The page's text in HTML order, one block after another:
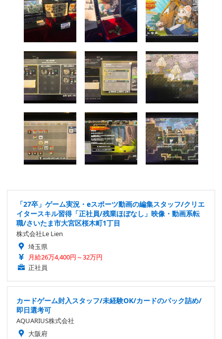
「27卒」ゲーム実況・eスポーツ動画の編集スタッフ/クリエ
イタースキル習得「正社員/残業ほぼなし」映像・動画系転
職/さいたま市大宮区桜木町1丁目
株式会社Le Lien
埼玉県
月給26万4,400円～32万円
正社員
カードゲーム封入スタッフ/未経験OK/カードのパック詰め/
即日選考可
AQUARIUS株式会社
大阪府